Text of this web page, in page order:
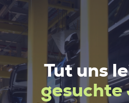
Tut uns
gesuchte